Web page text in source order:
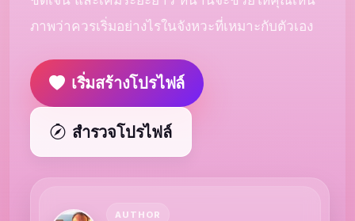
ภาพว่าควรเริ่มอย่างไรในจังหวะที่เหมาะกับตัวเอง
เริ่มสร้างโปรไฟล์
สำรวจโปรไฟล์
AUTHOR